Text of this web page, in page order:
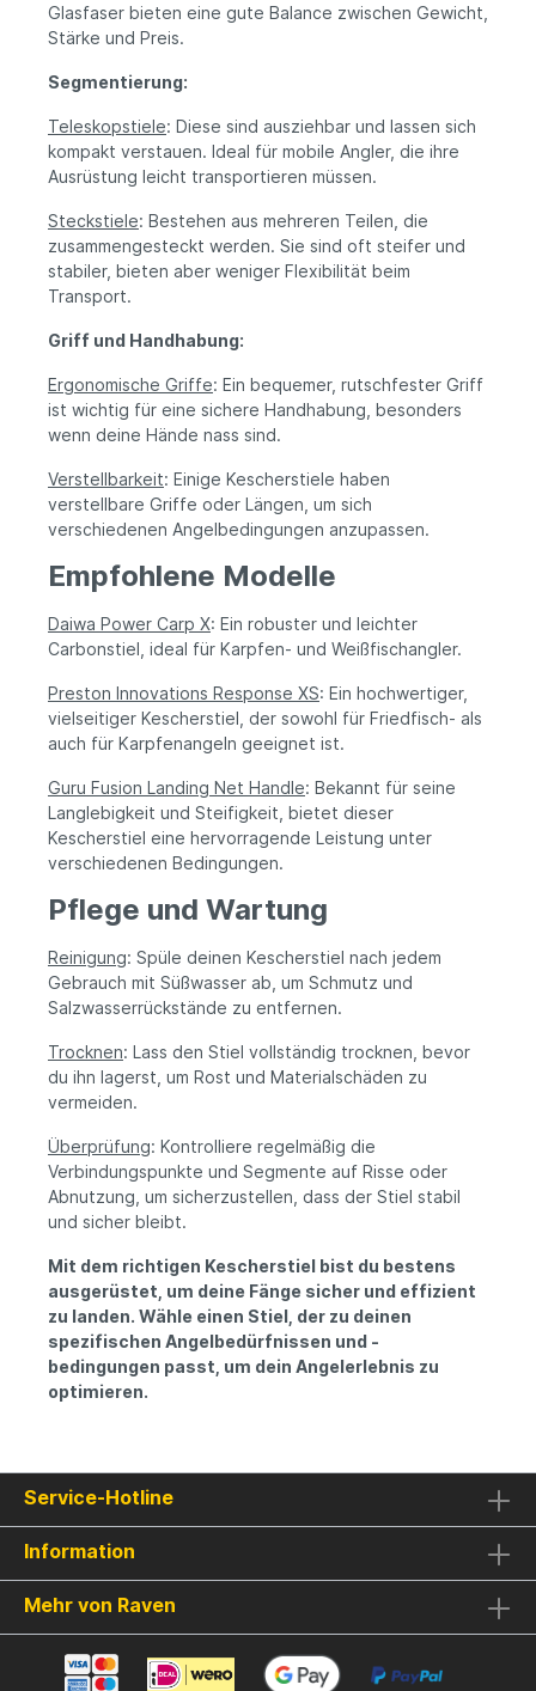
Glasfaser bieten eine gute Balance zwischen Gewicht,
Stärke und Preis.
Segmentierung:
Teleskopstiele: Diese sind ausziehbar und lassen sich
kompakt verstauen. Ideal für mobile Angler, die ihre
Ausrüstung leicht transportieren müssen.
Steckstiele: Bestehen aus mehreren Teilen, die
zusammengesteckt werden. Sie sind oft steifer und
stabiler, bieten aber weniger Flexibilität beim
Transport.
Griff und Handhabung:
Ergonomische Griffe: Ein bequemer, rutschfester Griff
ist wichtig für eine sichere Handhabung, besonders
wenn deine Hände nass sind.
Verstellbarkeit: Einige Kescherstiele haben
verstellbare Griffe oder Längen, um sich
verschiedenen Angelbedingungen anzupassen.
Empfohlene Modelle
Daiwa Power Carp X: Ein robuster und leichter
Carbonstiel, ideal für Karpfen- und Weißfischangler.
Preston Innovations Response XS: Ein hochwertiger,
vielseitiger Kescherstiel, der sowohl für Friedfisch- als
auch für Karpfenangeln geeignet ist.
Guru Fusion Landing Net Handle: Bekannt für seine
Langlebigkeit und Steifigkeit, bietet dieser
Kescherstiel eine hervorragende Leistung unter
verschiedenen Bedingungen.
Pflege und Wartung
Reinigung: Spüle deinen Kescherstiel nach jedem
Gebrauch mit Süßwasser ab, um Schmutz und
Salzwasserrückstände zu entfernen.
Trocknen: Lass den Stiel vollständig trocknen, bevor
du ihn lagerst, um Rost und Materialschäden zu
vermeiden.
Überprüfung: Kontrolliere regelmäßig die
Verbindungspunkte und Segmente auf Risse oder
Abnutzung, um sicherzustellen, dass der Stiel stabil
und sicher bleibt.
Mit dem richtigen Kescherstiel bist du bestens
ausgerüstet, um deine Fänge sicher und effizient
zu landen. Wähle einen Stiel, der zu deinen
spezifischen Angelbedürfnissen und -
bedingungen passt, um dein Angelerlebnis zu
optimieren.
Service-Hotline
Information
Mehr von Raven